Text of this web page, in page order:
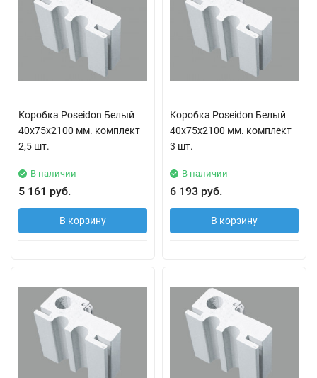
Коробка Poseidon Белый
40х75х2100 мм. комплект
2,5 шт.
В наличии
5 161 руб.
В корзину
Коробка Poseidon Белый
40х75х2100 мм. комплект
3 шт.
В наличии
6 193 руб.
В корзину